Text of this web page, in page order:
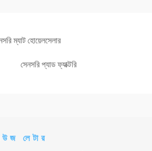
ম্যাট হোয়েলসেলার
সেনসরি প্যাড ফ্যাক্টরি
লেটার